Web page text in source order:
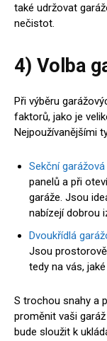
také udržovat
nečistot.
4) Volba
Při výběru
faktorů, jako je
Nejpoužívanějšími
Sekční
panelů a při
garáže. Jsou
nabízejí dobrou
Dvoukřídlá
Jsou
tedy na vás,
S trochou snahy a
proměnit vaši
bude sloužit k